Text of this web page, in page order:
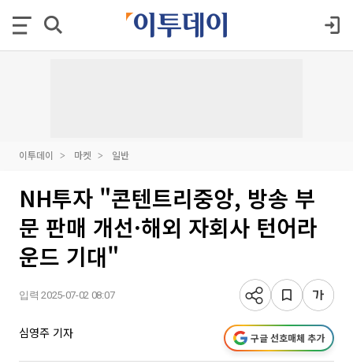
이투데이 마켓 일반
NH투자 "콘텐트리중앙, 방송 부
문 판매 개선·해외 자회사 턴어라
운드 기대"
입력 2025-07-02 08:07
심영주 기자 구글 선호매체 추가